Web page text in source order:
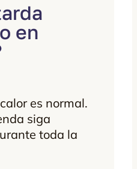
en
es normal.
siga
toda la